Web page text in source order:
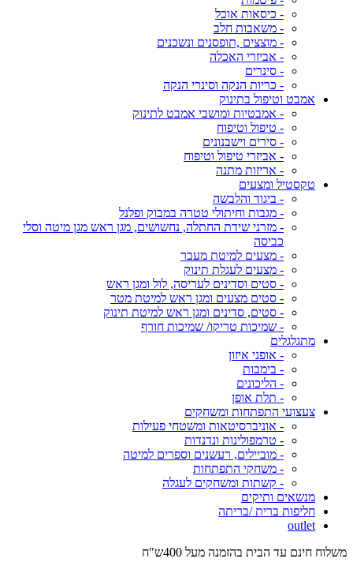
- כיסאות אוכל
- משאבות חלב
- מוצצים ,תופסנים ונשכנים
- אביזרי האכלה
- סינרים
- כריות הנקה וסינרי הנקה
אמבט וטיפול בתינוק
- אמבטיות ומושבי אמבט לתינוק
- טיפול וטיפוח
- סירים וישבנונים
- אביזרי טיפול וטיפוח
- אריזות מתנה
טקסטיל ומצעים
- ביגוד והלבשה
- מגבות וחיתולי טטרה במבוק ופלנל
- מזרני שידת החתלה, נחשושים, מגן ראש מגן מיטה וסלי
כביסה
- מצעים למיטת מעבר
- מצעים לעגלת תינוק
- סטים וסדינים לעריסה, לול ומגן ראש
- סטים מצעים ומגן ראש למיטת מטר
- סטים, סדינים ומגן ראש למיטת תינוק
- שמיכות טריקו/ שמיכות חורף
מתגלגלים
- אופני איזון
- בימבות
- הליכונים
- תלת אופן
צעצועי התפתחות ומשחקים
- אוניברסיטאות ומשטחי פעילות
- טרמפולינות ונדנדות
- מוביילים, רעשנים וספרים למיטה
- משחקי התפתחות
- קשתות ומשחקים לעגלה
מנשאים ותיקים
חליפות ברית /בריתה
outlet
משלוח חינם עד הבית בהזמנה מעל 400ש"ח